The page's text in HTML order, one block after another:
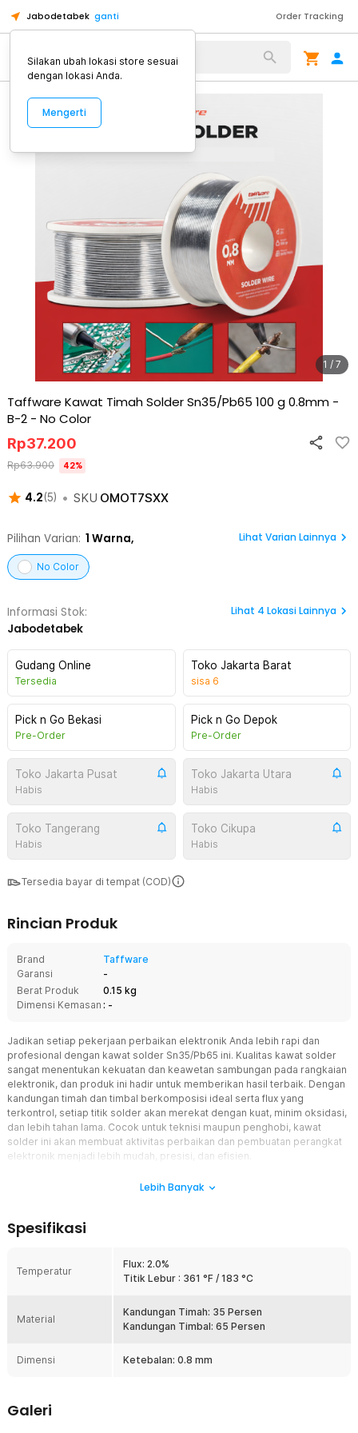
Jabodetabek ganti Order Tracking
Alat Kopi
1 / 7
Taffware Kawat Timah Solder Sn35/Pb65 100 g 0.8mm -
B-2 - No Color
4.2(5) • SKU OMOT7SXX
Rp37.200
Rp63.900 42%
Pilihan Varian: 1 Warna, Lihat Varian Lainnya
No Color
Informasi Stok:
Jabodetabek
Lihat 4 Lokasi Lainnya
Gudang Online
Tersedia
Toko Jakarta Barat
sisa 6
Pick n Go Bekasi
Pre-Order
Pick n Go Depok
Pre-Order
Toko Jakarta Pusat
Habis
Toko Jakarta Utara
Habis
Toko Tangerang
Habis
Toko Cikupa
Habis
Tersedia bayar di tempat (COD)
Rincian Produk
Brand
Taffware
Garansi
-
Berat Produk
0.15 kg
Dimensi Kemasan : -
Jadikan setiap pekerjaan perbaikan elektronik Anda lebih rapi dan
profesional dengan kawat solder Sn35/Pb65 ini. Kualitas kawat solder
sangat menentukan kekuatan dan keawetan sambungan pada rangkaian
elektronik, dan produk ini hadir untuk memberikan hasil terbaik. Dengan
kandungan timah dan timbal berkomposisi ideal serta flux yang
terkontrol, setiap titik solder akan merekat dengan kuat, minim oksidasi,
dan lebih tahan lama. Cocok untuk teknisi maupun penghobi, kawat
solder ini akan membuat aktivitas perbaikan dan pembuatan perangkat
elektronik menjadi lebih mudah, presisi, dan efisien.
Dengan kawat solder ini, Anda bisa menyelesaikan berbagai
antar komponen akan lebih stabil, kuat, dan tahan lama sehingga
perangkat elektronik Anda bekerja dengan optimal.
Ukuran kawat 0.8 mm membuatnya serbaguna untuk berbagai jenis
PCB, khususnya papan sirkuit berukuran sedang. Ketebalan ini
digunakan baik untuk pekerjaan detail maupun general.
terjamin, kawat solder ini mampu meleleh lebih cepat dan merata.
Lebih Banyak
Spesifikasi
Temperatur
Flux: 2.0%
Titik Lebur : 361 °F / 183 °C
Material
Kandungan Timah: 35 Persen
Kandungan Timbal: 65 Persen
Dimensi Ketebalan: 0.8 mm
Galeri
Silakan ubah lokasi store sesuai
dengan lokasi Anda.
Mengerti